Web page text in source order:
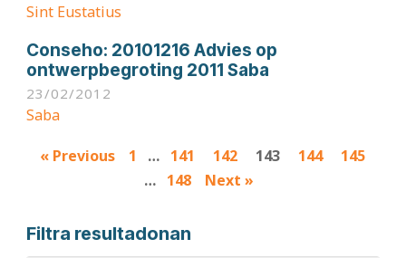
Sint Eustatius
Conseho: 20101216 Advies op
ontwerpbegroting 2011 Saba
23/02/2012
Saba
Results
navigation
« Previous 1 … 141 142 143 144
145
… 148 Next »
Filtra resultadonan